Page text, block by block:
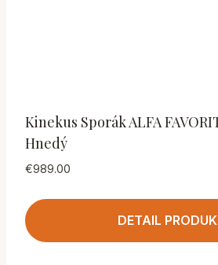
Kinekus Sporák ALFA
Hnedý
€989.00
DETAIL